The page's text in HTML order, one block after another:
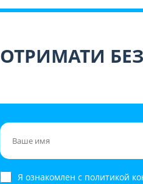
ОТРИМАТИ
Я ознакомлен с политикой